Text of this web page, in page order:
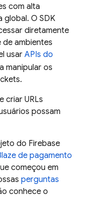
com alta
global. O SDK
diretamente
de ambientes
usar APIs do
manipular os
criar URLs
possam
do Firebase
de pagamento
começou em
perguntas
conhece o